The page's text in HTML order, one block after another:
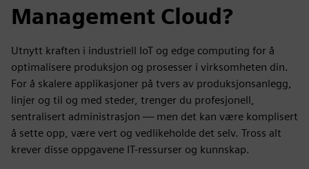
Management Cloud?
Utnytt kraften i industriell IoT og edge computing for å
optimalisere produksjon og prosesser i virksomheten din.
For å skalere applikasjoner på tvers av produksjonsanlegg,
linjer og til og med steder, trenger du profesjonell,
sentralisert administrasjon — men det kan være komplisert
å sette opp, være vert og vedlikeholde det selv. Tross alt
krever disse oppgavene IT-ressurser og kunnskap.